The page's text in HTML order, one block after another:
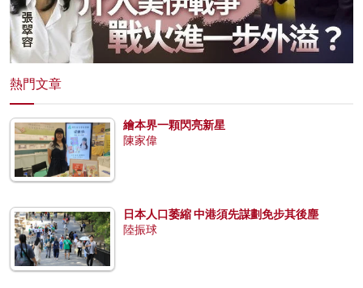
熱門文章
繪本界一顆閃亮新星
陳家偉
日本人口萎縮 中港須先謀劃免步其後塵
陸振球